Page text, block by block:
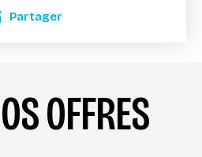
Partager
OFFRES